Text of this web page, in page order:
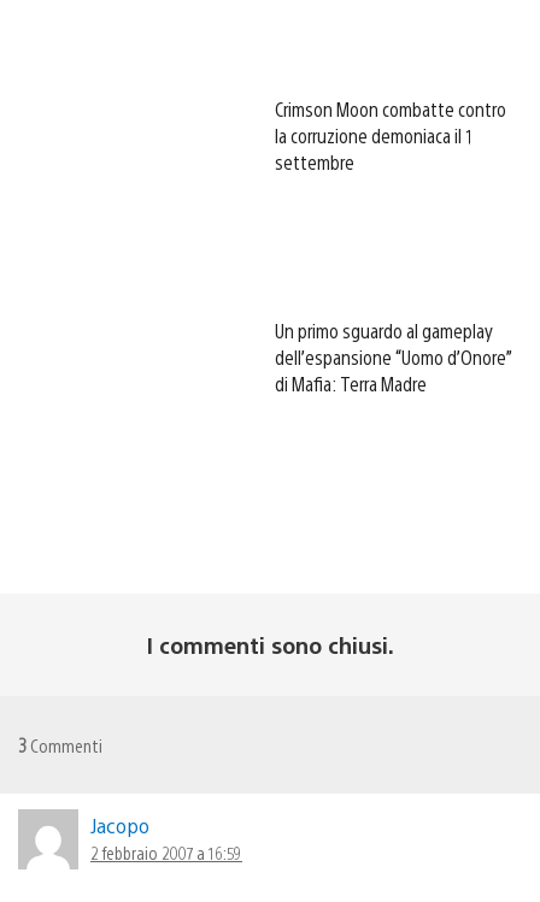
Crimson Moon combatte contro
la corruzione demoniaca il 1
settembre
Un primo sguardo al gameplay
dell’espansione “Uomo d’Onore”
di Mafia: Terra Madre
I commenti sono chiusi.
3 Commenti
Jacopo
2 febbraio 2007 a 16:59